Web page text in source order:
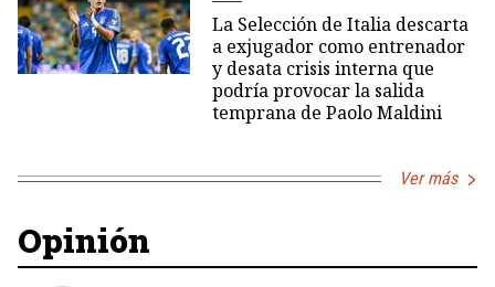
La Selección de Italia descarta
a exjugador como entrenador
y desata crisis interna que
podría provocar la salida
temprana de Paolo Maldini
Ver más
Opinión